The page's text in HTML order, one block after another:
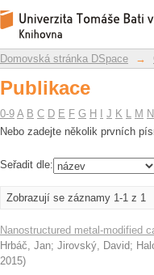
Publikace
Repozitář DSpace/
Domovská stránka DSpace →
Publikace
0-9 A B C D E F G H J K L M N
Nebo zadejte několik prvních
Seřadit dle:
Zobrazují se záznamy 1-1 z 1
Nanostructured metal-modified
Hrbáč, Jan; Jirovský, David;
2015)